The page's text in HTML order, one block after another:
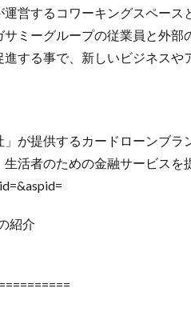
営するコワーキングスペー
ミーグループの従業員と外
する事で、新しいビジネスや
が提供するカードローンブラ
活者のための金融サービスを
紹介